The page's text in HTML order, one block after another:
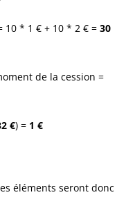
10 * 1 € + 10 * 2 € = 30
de la cession =
€) = 1 €
éléments seront donc